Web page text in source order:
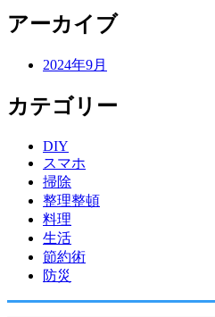
アーカイブ
2024年9月
カテゴリー
DIY
スマホ
掃除
整理整頓
料理
生活
節約術
防災